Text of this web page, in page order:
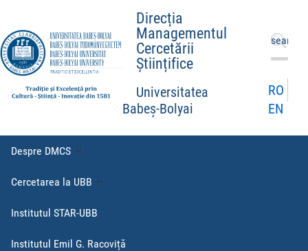
Direcția
Managementul
Cercetării
Științifice
Universitatea
Babeș-Bolyai
Caută
după:
RO
EN
Despre DMCS
Cercetarea la UBB
Institutul STAR-UBB
Institutul Emil G. Racoviță